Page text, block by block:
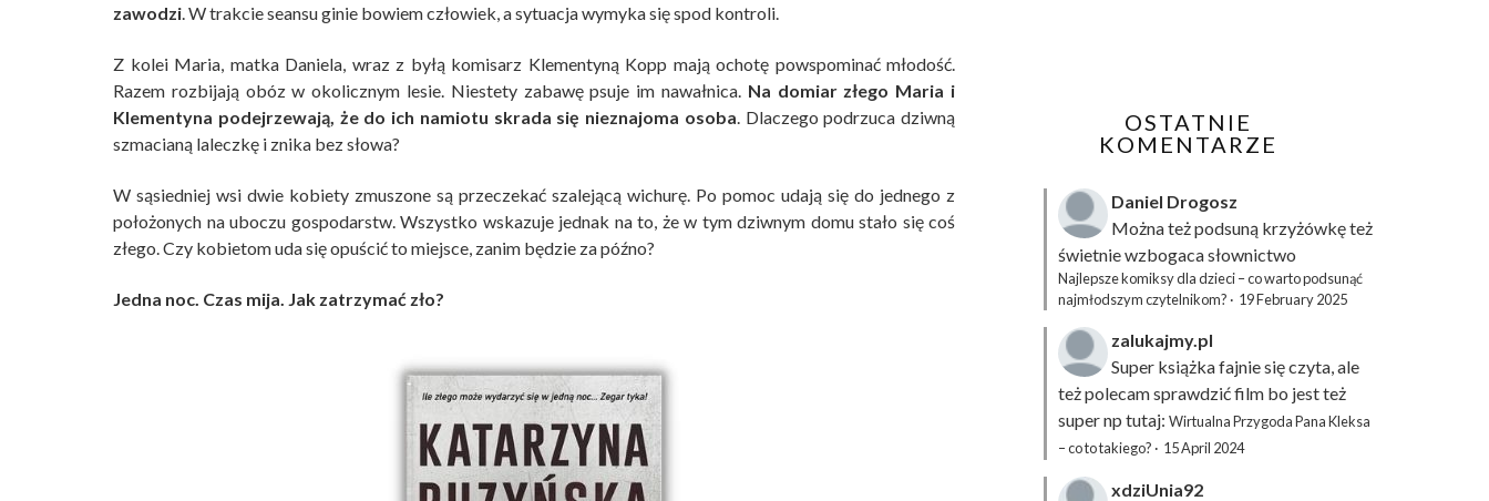
zawodzi. W trakcie seansu ginie bowiem człowiek, a sytuacja wymyka się spod kontroli.
Z kolei Maria, matka Daniela, wraz z byłą komisarz Klementyną Kopp mają ochotę powspominać młodość.
Razem rozbijają obóz w okolicznym lesie. Niestety zabawę psuje im nawałnica. Na domiar złego Maria i
Klementyna podejrzewają, że do ich namiotu skrada się nieznajoma osoba. Dlaczego podrzuca dziwną
szmacianą laleczkę i znika bez słowa?
W sąsiedniej wsi dwie kobiety zmuszone są przeczekać szalejącą wichurę. Po pomoc udają się do jednego z
położonych na uboczu gospodarstw. Wszystko wskazuje jednak na to, że w tym dziwnym domu stało się coś
złego. Czy kobietom uda się opuścić to miejsce, zanim będzie za późno?
Jedna noc. Czas mija. Jak zatrzymać zło?
OSTATNIE
KOMENTARZE
Daniel Drogosz
Można też podsuną krzyżówkęteż
świetnie wzbogaca słownictwo
Najlepsze komiksy dla dzieci – co warto podsunąć
najmłodszym czytelnikom? · 19 February 2025
zalukajmy.pl
Super książka fajnie się czyta, ale
też polecam sprawdzić film bo jest też
super np tutaj: Wirtualna Przygoda Pana Kleksa
– co to takiego? · 15 April 2024
xdziUnia92